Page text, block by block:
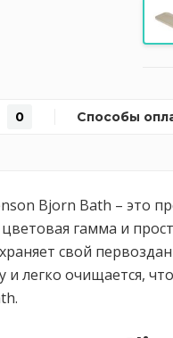
0 Способы
Bjorn Bath – это
гамма и
свой
легко очищается,